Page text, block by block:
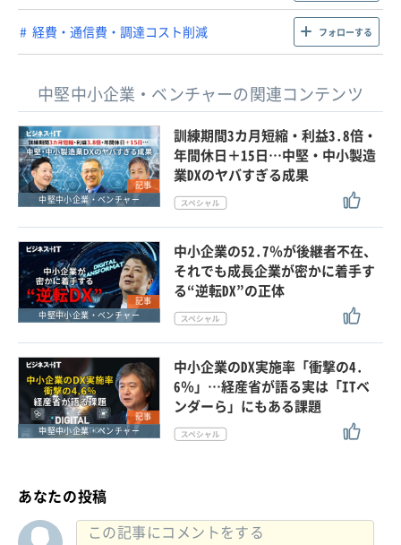
経費・通信費・調達コスト削減 フォローする
中堅中小企業・ベンチャーの関連コンテンツ
記事
中堅中小企業・ベンチャー
訓練期間3カ月短縮・利益3.8倍・
年間休日＋15日…中堅・中小製造
業DXのヤバすぎる成果
記事
中堅中小企業・ベンチャー
中小企業の52.7％が後継者不在、
それでも成長企業が密かに着手す
る“逆転DX”の正体
記事
中堅中小企業・ベンチャー
中小企業のDX実施率「衝撃の4.
6％」…経産省が語る実は「ITベ
ンダーら」にもある課題
あなたの投稿